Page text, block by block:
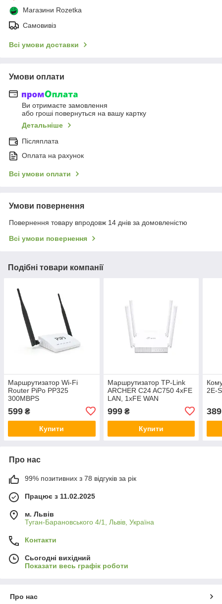
Магазини Rozetka
Самовивіз
Всі умови доставки
Умови оплати
Ви отримаєте замовлення
або гроші повернуться на вашу картку
Детальніше
Післяплата
Оплата на рахунок
Всі умови оплати
Умови повернення
Повернення товару впродовж 14 днів за домовленістю
Всі умови повернення
Подібні товари компанії
Маршрутизатор Wi-Fi
Router PiPo PP325
300MBPS
599 ₴
Купити
Маршрутизатор TP-Link
ARCHER C24 AC750 4xFE
LAN, 1xFE WAN
999₴
Купити
2E-
389
Про нас
99% позитивних з 78 відгуків за рік
Працює з 11.02.2025
м. Львів
Туган-Барановського 4/1, Львів, Україна
Контакти
Сьогодні вихідний
Показати весь графік роботи
Про нас